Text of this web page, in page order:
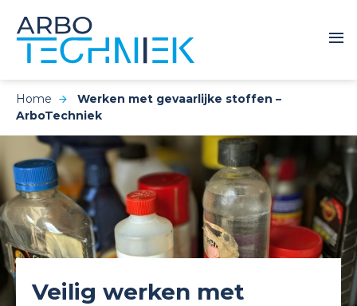
Home
Werken met gevaarlijke stoffen –
ArboTechniek
Veilig werken met